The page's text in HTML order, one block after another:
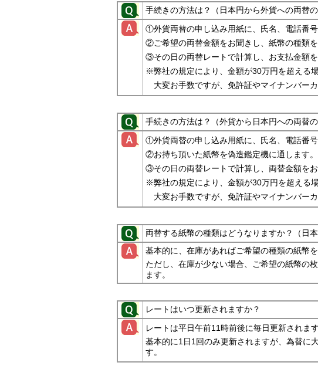
手続きの方法は？（日本円から外貨への両替の
①外貨両替の申し込み用紙に、氏名、電話番号
②ご希望の両替金額をお聞きし、紙幣の種類を
③その日の両替レートで計算し、お支払金額を
※弊社の規定により、金額が30万円を超える
大変お手数ですが、免許証やマイナンバーカ
手続きの方法は？（外貨から日本円への両替の
①外貨両替の申し込み用紙に、氏名、電話番号
②お持ち頂いた紙幣を偽造鑑定機に通します
③その日の両替レートで計算し、両替金額をお
※弊社の規定により、金額が30万円を超える
大変お手数ですが、免許証やマイナンバーカ
両替する紙幣の種類はどうなりますか？（日
基本的に、在庫があればご希望の種類の紙幣
ただし、在庫が少ない場合、ご希望の紙幣の
ます。
レートはいつ更新されますか？
レートは平日午前11時前後に毎日更新されま
基本的に1日1回のみ更新されますが、為替に
す。